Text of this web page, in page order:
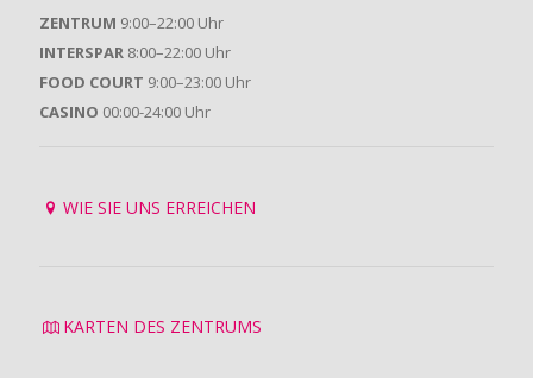
ZENTRUM 9:00–22:00 Uhr
INTERSPAR 8:00–22:00 Uhr
FOOD COURT 9:00–23:00 Uhr
CASINO 00:00-24:00 Uhr
WIE SIE UNS ERREICHEN
KARTEN DES ZENTRUMS